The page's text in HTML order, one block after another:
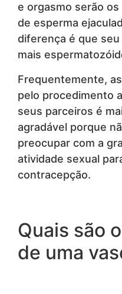
e orgasmo serão
de esperma
diferença é que
mais
Frequentemente,
pelo procedimento
seus parceiros é
agradável porque
preocupar com a
atividade sexual
contracepção.
Quais são
de uma